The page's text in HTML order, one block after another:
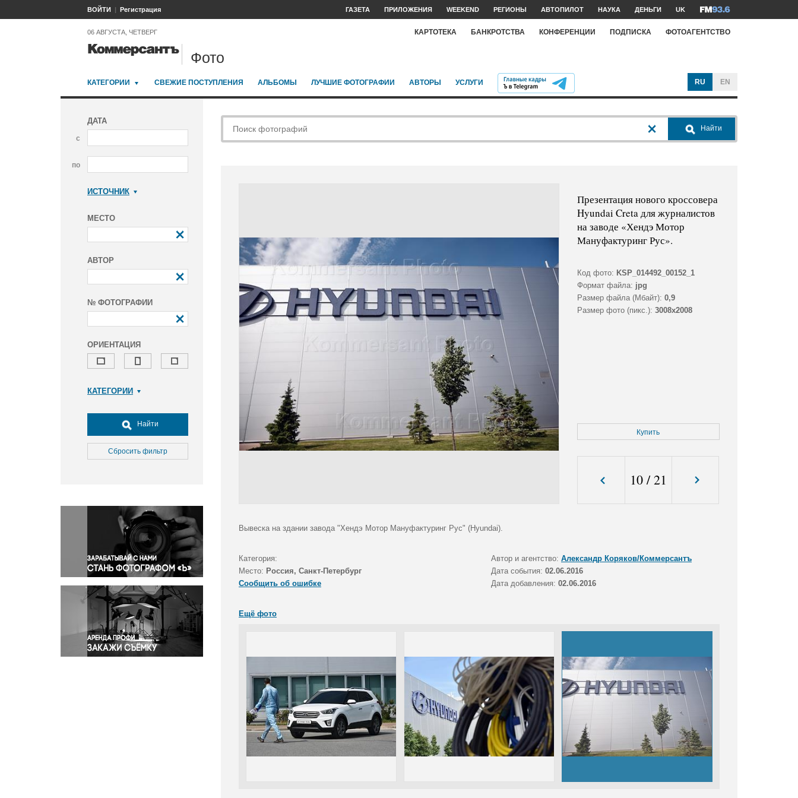
ВОЙТИ Регистрация ГАЗЕТА ПРИЛОЖЕНИЯ WEEKEND РЕГИОНЫ АВТОПИЛОТ НАУКА ДЕНЬГИ UK
06 АВГУСТА, ЧЕТВЕРГ КАРТОТЕКА БАНКРОТСТВА КОНФЕРЕНЦИИ ПОДПИСКА ФОТОАГЕНТСТВО
Фото
КАТЕГОРИИ СВЕЖИЕ ПОСТУПЛЕНИЯ АЛЬБОМЫ ЛУЧШИЕ ФОТОГРАФИИ АВТОРЫ УСЛУГИ RU EN
ДАТА
с
по
ИСТОЧНИК
МЕСТО
АВТОР
№ ФОТОГРАФИИ
ОРИЕНТАЦИЯ
КАТЕГОРИИ
Досуг, туризм и отдых
Культура
Медицина
Окружающая среда
Политика
Правосудие
Происшествия и конфликты
Религия
Светская жизнь
Спорт
Экология
Экономика и бизнес
Найти
Сбросить фильтр
Найти
Презентация нового кроссовера
Hyundai Creta для журналистов
на заводе «Хендэ Мотор
Мануфактуринг Рус».
Код фото: KSP_014492_00152_1
Формат файла: jpg
Размер файла (Мбайт): 0,9
Размер фото (пикс.): 3008x2008
Купить
10/21
Вывеска на здании завода "Хендэ Мотор Мануфактуринг Рус" (Hyundai).
Категория: Автор и агентство: Александр Коряков/Коммерсантъ
Место: Россия, Санкт-Петербург Дата события: 02.06.2016
Сообщить об ошибке
Дата добавления: 02.06.2016
Ещё фото